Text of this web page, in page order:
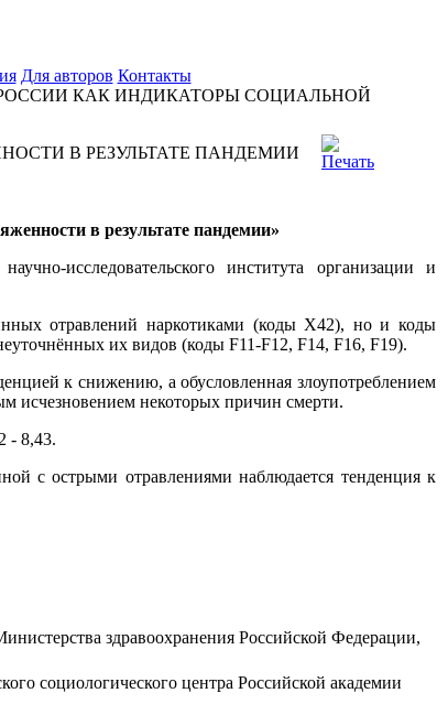
Для авторов Контакты
КАК ИНДИКАТОРЫ СОЦИАЛЬНОЙ
В РЕЗУЛЬТАТЕ ПАНДЕМИИ
в результате пандемии»
исследовательского института организации и
отравлений наркотиками (коды X42), но и коды
их видов (коды F11-F12, F14, F16, F19).
к снижению, а обусловленная злоупотреблением
исчезновением некоторых причин смерти.
- 8,43.
с острыми отравлениями наблюдается тенденция к
здравоохранения Российской Федерации,
социологического центра Российской академии